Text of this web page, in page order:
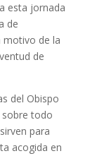
esta jornada
de
motivo de la
de
del Obispo
sobre todo
para
acogida en